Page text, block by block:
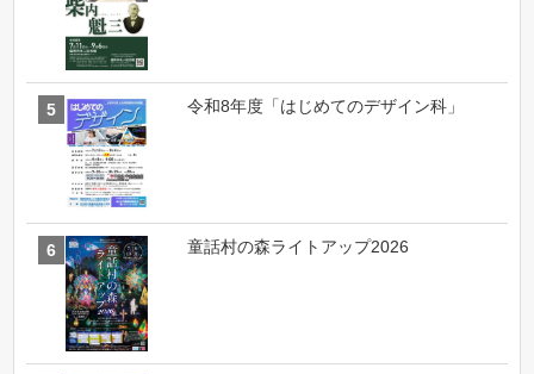
令和8年度「はじめてのデザイン科」
童話村の森ライトアップ2026